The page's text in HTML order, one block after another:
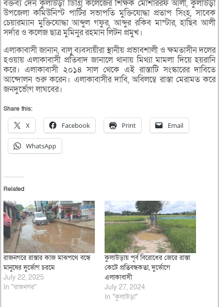
বক্তব্য দেন কুলাউড়া ডিগ্রি কলেজের শিক্ষক মোশাররফ আলী, কুলাউড়া
উপজেলা কমিউনিস্ট পার্টির সভাপতি মুক্তিযোদ্ধা প্রতাপ সিংহ, সাবেক
চেয়ারম্যান মুক্তিযোদ্ধা আব্দুল গফুর, আব্দুর রকিব মাস্টার, হাছিব আলী
সর্দার ও কলেজ ছাত্র মুমিনুর রহমান লিটন প্রমুখ।
এলাকাবাসী জানান, বালু ব্যবসায়ীরা স্থানীয় প্রভাবশালী ও ক্ষমতাসীন দলের
হওয়ায় এলাকাবাসী প্রতিবাদ জানালে থানায় মিথ্যা মামলা দিয়ে হয়রানি
করে। এলাকাবাসী ২০১৪ সাল থেকে এই রাস্তাটি সংস্কারের দাবিতে
আন্দোলন শুরু করেন। এলাকাবাসীর দাবি, অবিলম্বে রাস্তা মেরামত করে
জনদুর্ভোগ লাঘবের।
Share this:
X Facebook Print Email
WhatsApp
Related
রাজনগরে রাস্তার কাজ মাঝপথে বন্ধে
মানুষের দুর্ভোগ চরমে
July 22, 2025
In "রাজনগর"
কুলাউড়ায় পূর্ব বিরোধের জেরে রাস্তা
কেটে প্রতিবন্ধকতা, দুর্ভোগে
এলাকাবাসী
July 27, 2024
In "কুলাউড়া"